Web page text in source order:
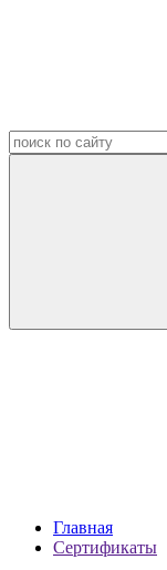
Главная
Сертификаты